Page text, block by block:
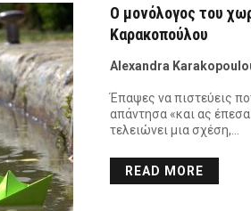
Ο μονόλογος του
Καρακοπούλου
Alexandra
Έπαψες να πιστεύεις
απάντησα «και ας
τελειώνει μια σχέση,…
READ MORE